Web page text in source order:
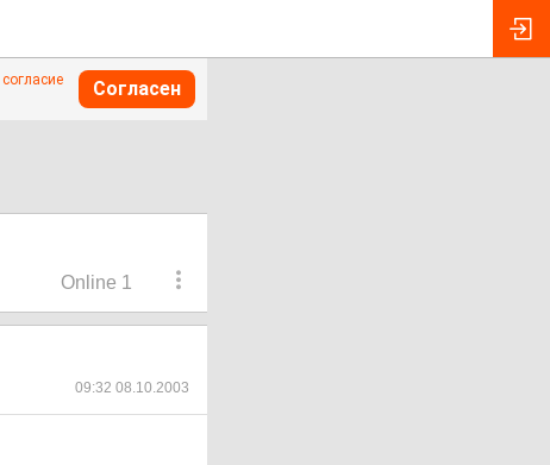
согласие
Согласен
Online 1
09:32 08.10.2003